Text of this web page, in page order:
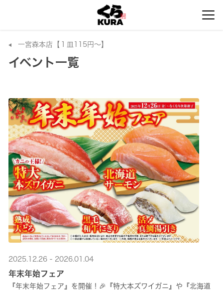
一宮森本店【１皿115円～】
イベント一覧
2025.12.26 - 2026.01.04
年末年始フェア
『年末年始フェア』を開催！🎉『特大本ズワイガニ』や『北海道